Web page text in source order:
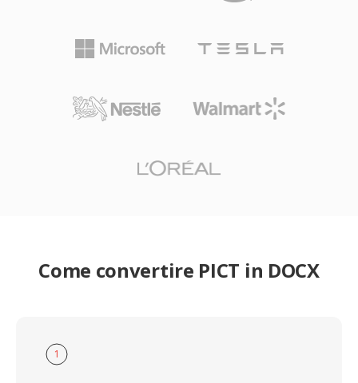
Come convertire PICT in DOCX
1